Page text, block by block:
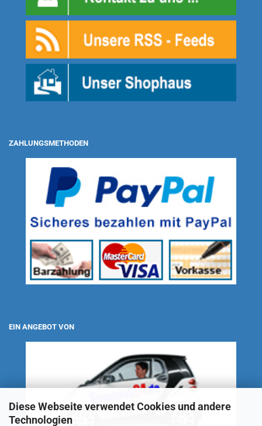
Diese Webseite verwendet Cookies und andere
Technologien
ZAHLUNGSMETHODEN
EIN ANGEBOT VON